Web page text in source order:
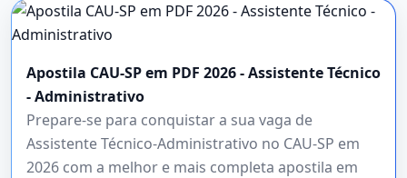
Apostila CAU-SP em PDF 2026 - Assistente Técnico
- Administrativo
Prepare-se para conquistar a sua vaga de
Assistente Técnico-Administrativo no CAU-SP em
2026 com a melhor e mais completa apostila em